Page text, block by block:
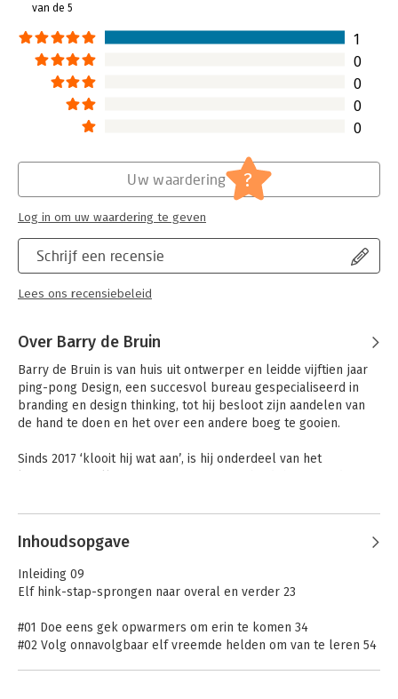
van de 5
1
0
0
0
0
Schrijf een recensie
Lees ons recensiebeleid
Uw waardering ?
Log in om uw waardering te geven
Over Barry de Bruin
Barry de Bruin is van huis uit ontwerper en leidde vijftien jaar
ping-pong Design, een succesvol bureau gespecialiseerd in
branding en design thinking, tot hij besloot zijn aandelen van
de hand te doen en het over een andere boeg te gooien.
Sinds 2017 ‘klooit hij wat aan’, is hij onderdeel van het
Inhoudsopgave
Inleiding 09
Elf hink-stap-sprongen naar overal en verder 23
#01 Doe eens gek opwarmers om erin te komen 34
#02 Volg onnavolgbaar elf vreemde helden om van te leren 54